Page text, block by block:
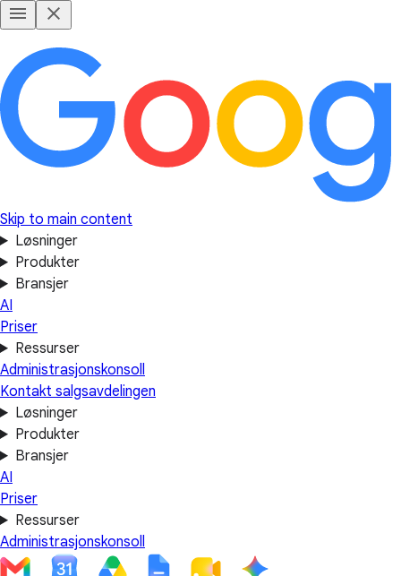
Skip to main content
Løsninger
Produkter
Bransjer
AI
Priser
Ressurser
Administrasjonskonsoll
Kontakt salgsavdelingen
Løsninger
Produkter
Bransjer
AI
Priser
Ressurser
Administrasjonskonsoll